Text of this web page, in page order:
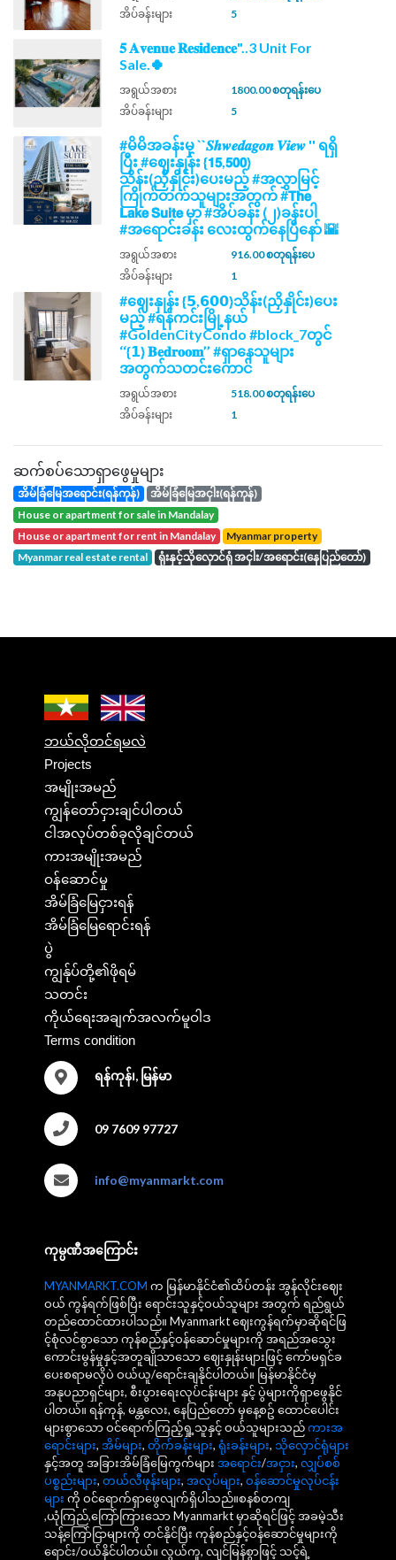
အိပ်ခန်းများ
5
𝟓 𝐀𝐯𝐞𝐧𝐮𝐞 𝐑𝐞𝐬𝐢𝐝𝐞𝐧𝐜𝐞"..3 Unit For
Sale.🍀
အရွယ်အစား
1800.00 စတုရန်းပေ
အိပ်ခန်းများ
5
#မိမိအခန်းမှ ``𝑺𝒉𝒘𝒆𝒅𝒂𝒈𝒐𝒏 𝑽𝒊𝒆𝒘 '' ရရှိ
ပြီး #ဈေးနှုန်း {𝟭𝟱,𝟱𝟬𝟬}
သိန်း(ညှိနှိုင်း)ပေးမည့် #အလွှာမြင့်
ကြိုက်တက်သူများအတွက် #𝗧𝗵𝗲
𝗟𝗮𝗸𝗲 𝗦𝘂𝗶𝘁𝗲 မှာ #အိပ်ခန်း (၂)ခန်းပါ
#အရောင်းခန်း လေးထွက်နေပြီနော် 🌇
အရွယ်အစား
916.00 စတုရန်းပေ
အိပ်ခန်းများ
1
#ဈေးနှုန်း {𝟱,𝟲𝟬𝟬}သိန်း(ညှိနှိုင်း)ပေး
မည့် #ရန်ကင်းမြို့နယ်
#GoldenCityCondo #block_7တွင်
‘‘{𝟭} 𝐁𝐞𝐝𝐫𝐨𝐨𝐦’’ #ရှာနေသူများ
အတွက်သတင်းကောင်
အရွယ်အစား
518.00 စတုရန်းပေ
အိပ်ခန်းများ
1
ဆက်စပ်သောရှာဖွေမှုများ
အိမ်ခြံမြေအရောင်း(ရန်ကုန်)
အိမ်ခြံမြေအငှါး(ရန်ကုန်)
house or apartment for sale in Mandalay
house or apartment for rent in Mandalay
Myanmar property
Myanmar real estate rental
ရုံးနှင့်သိုလှောင်ရုံ အငှါး/အရောင်း(နေပြည်တော်)
ဘယ်လိုတင်ရမလဲ
Projects
အမျိုးအမည်
ကျွန်တော်ငှားချင်ပါတယ်
ငါအလုပ်တစ်ခုလိုချင်တယ်
ကားအမျိုးအမည်
ဝန်ဆောင်မှု
အိမ်ခြံမြေငှားရန်
အိမ်ခြံမြေရောင်းရန်
ပွဲ
ကျွန်ုပ်တို့၏ဖိုရမ်
သတင်း
ကိုယ်ရေးအချက်အလက်မူဝါဒ
Terms condition
ရန်ကုန်၊, မြန်မာ
09 7609 97727
info@myanmarkt.com
ကုမ္ပဏီအကြောင်း
MYANMARKT.COM က မြန်မာနိုင်ငံ၏ထိပ်တန်း အွန်လိုင်းဈေး
ဝယ် ကွန်ရက်ဖြစ်ပြီး ရောင်းသူနှင့်ဝယ်သူများ အတွက် ရည်ရွယ်
တည်ထောင်ထားပါသည်။ Myanmarkt ဈေးကွန်ရက်မှာဆိုရင်ဖြ
င့်စုံလင်စွာသော ကုန်စည်နှင့်ဝန်ဆောင်မှုများကို အရည်အသွေး
ကောင်းမွန်မှုနှင့်အတူချိုသာသော ဈေးနှုန်းများဖြင့် ကော်မရှင်ခ
ပေးစရာမလိုပဲ ဝယ်ယူ/ရောင်းချနိုင်ပါတယ်။ မြန်မာနိုင်ငံမှ
အနုပညာရှင်များ, စီးပွားရေးလုပ်ငန်းများ နှင့် ပွဲများကိုရှာဖွေနိုင်
ပါတယ်။ ရန်ကုန်, မန္တလေး, နေပြည်တော် မှနေ့စဥ် ထောင်ပေါင်း
များစွာသော ဝင်ရောက်ကြည့်ရှု့သူနှင့် ဝယ်သူများသည်ကားအ
ရောင်းများ, အိမ်များ, တိုက်ခန်းများ, ရုံးခန်းများ, သိုလှောင်ရုံများ
နှင့်အတူ အခြားအိမ်ခြံမြေကွက်များ အရောင်း/အငှား, လျှပ်စစ်
ပစ္စည်းများ, တယ်လီဖုန်းများ, အလုပ်များ, ဝန်ဆောင်မှုလုပ်ငန်း
များ ကို ဝင်ရောက်ရှာဖွေလျက်ရှိပါသည်။စနစ်တကျ
,ယုံကြည်,ကြော်ကြားသော Myanmarkt မှာဆိုရင်ဖြင့် အခမဲ့သီး
သန့်ကြော်ငြာများကို တင်နိုင်ပြီး ကုန်စည်နှင့်ဝန်ဆောင်မှုများကို
ရောင်း/ဝယ်နိုင်ပါတယ်။ လွယ်ကူ, လျင်မြန်စွာဖြင့် သင့်ရဲ့